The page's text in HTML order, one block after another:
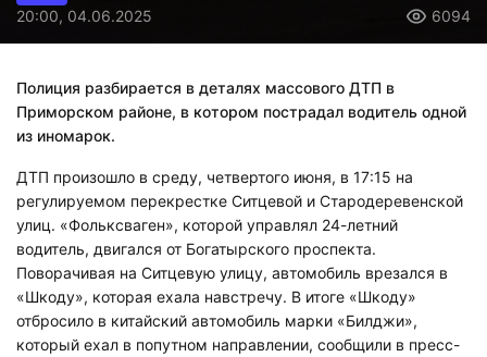
20:00, 04.06.2025
6094
Полиция разбирается в деталях массового ДТП в
Приморском районе, в котором пострадал водитель одной
из иномарок.
ДТП произошло в среду, четвертого июня, в 17:15 на
регулируемом перекрестке Ситцевой и Стародеревенской
улиц. «Фольксваген», которой управлял 24-летний
водитель, двигался от Богатырского проспекта.
Поворачивая на Ситцевую улицу, автомобиль врезался в
«Шкоду», которая ехала навстречу. В итоге «Шкоду»
отбросило в китайский автомобиль марки «Билджи»,
который ехал в попутном направлении, сообщили в пресс-